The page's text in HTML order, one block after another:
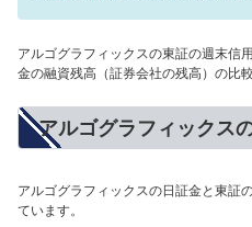
アルゴグラフィックスの東証の週末信
金の融資残高（証券会社の残高）の比較
アルゴグラフィックス
アルゴグラフィックスの日証金と東証
ています。